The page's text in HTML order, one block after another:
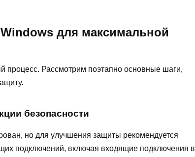
для максимальной
процесс. Рассмотрим поэтапно основные шаги,
безопасности
но для улучшения защиты рекомендуется
подключений, включая входящие подключения в